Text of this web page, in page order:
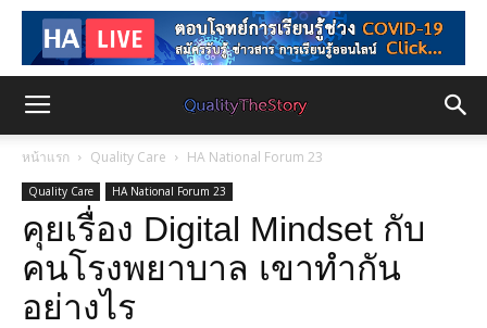
หน้าแรก Quality Care HA National Forum 23
Quality Care HA National Forum 23
คุยเรื่อง Digital Mindset กับ
คนโรงพยาบาล เขาทำกัน
อย่างไร